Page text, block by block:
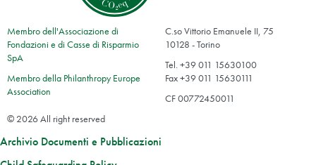
Membro dell'Associazione di
Fondazioni e di Casse di Risparmio
SpA
Membro della Philanthropy Europe
Association
C.so Vittorio Emanuele II, 75
10128 - Torino
Tel. +39 011 15630100
Fax +39 011 15630111
CF 00772450011
© 2026 All right reserved
Archivio Documenti e Pubblicazioni